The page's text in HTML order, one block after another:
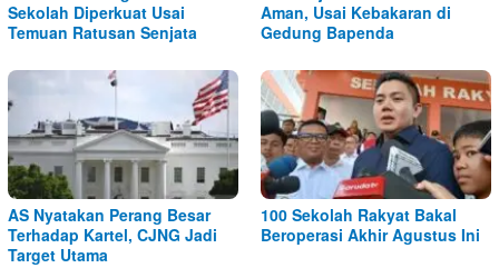
Sekolah Diperkuat Usai
Temuan Ratusan Senjata
Aman, Usai Kebakaran di
Gedung Bapenda
AS Nyatakan Perang Besar
Terhadap Kartel, CJNG Jadi
Target Utama
100 Sekolah Rakyat Bakal
Beroperasi Akhir Agustus Ini